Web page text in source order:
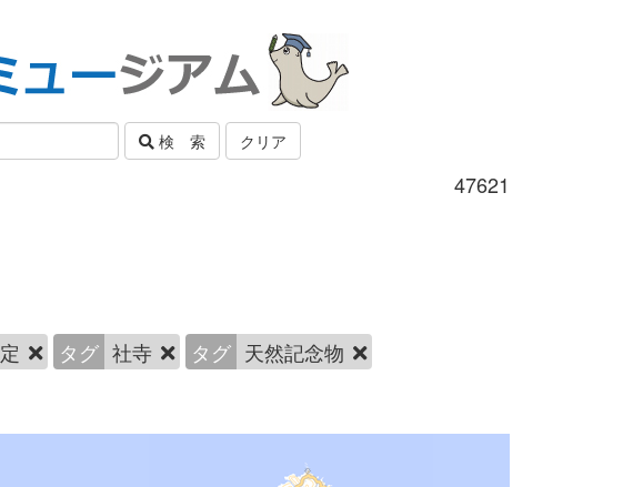
検 索 クリア
47621
タグ 社寺 タグ 天然記念物